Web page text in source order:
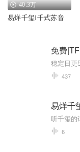
40.3万
易烊千玺‖千式苏音
437
易烊千
听千玺的
6